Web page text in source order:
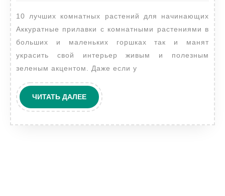
для
начинающих
10 лучших комнатных растений для начинающих
Аккуратные прилавки с комнатными растениями в
больших и маленьких горшках так и манят
украсить свой интерьер живым и полезным
зеленым акцентом. Даже если у
ЧИТАТЬ ДАЛЕЕЧИТАТЬ
ДАЛЕЕ